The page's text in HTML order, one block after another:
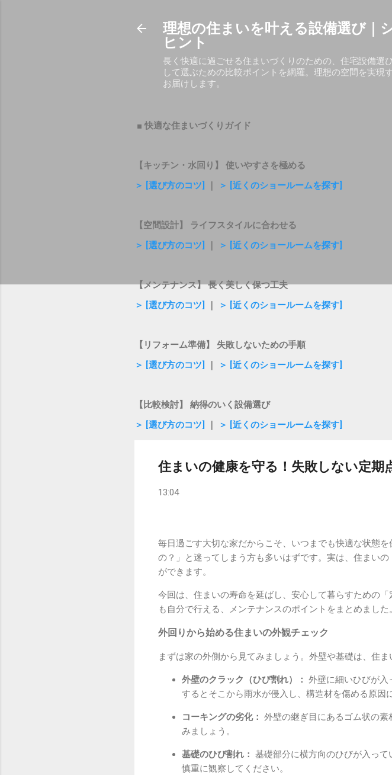
理想の住まいを叶える設備選び｜
ヒント
長く快適に過ごせる住まいづくりのための、住宅設備選
して選ぶための比較ポイントを網羅。理想の空間を実
お届けします。
■ 快適な住まいづくりガイド
【キッチン・水回り】 使いやすさを極める
＞ [選び方のコツ]
＞ [近くのショールームを探す]
【空間設計】 ライフスタイルに合わせる
＞ [選び方のコツ]
＞ [近くのショールームを探す]
【メンテナンス】 長く美しく保つ工夫
＞ [選び方のコツ]
＞ [近くのショールームを探す]
【リフォーム準備】 失敗しないための手順
＞ [選び方のコツ]
＞ [近くのショールームを探す]
【比較検討】 納得のいく設備選び
＞ [選び方のコツ]
＞ [近くのショールームを探す]
住まいの健康を守る！失敗しない定期
13:04
毎日過ごす大切な家だからこそ、いつまでも快適な状態
の？」と迷ってしまう方も多いはずです。実は、住まい
ができます。
今回は、住まいの寿命を延ばし、安心して暮らすための
も自分で行える、メンテナンスのポイントをまとめました。
外回りから始める住まいの外観チェック
まずは家の外側から見てみましょう。外壁や基礎は、住
外壁のクラック（ひび割れ）： 外壁に細いひびが入
するとそこから雨水が侵入し、構造材を傷める原因
コーキングの劣化： 外壁の継ぎ目にあるゴム状の
みましょう。
基礎のひび割れ： 基礎部分に横方向のひびが入って
慎重に観察してください。